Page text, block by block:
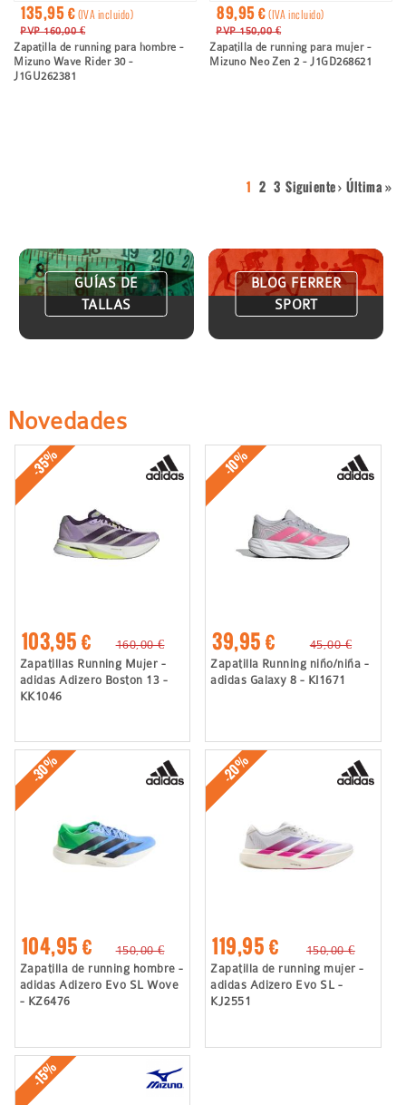
135,95 € (IVA incluido)
PVP 160,00 €
Zapatilla de running para hombre -
Mizuno Wave Rider 30 -
J1GU262381
89,95 €(IVA incluido)
PVP 150,00 €
Zapatilla de running para mujer -
Mizuno Neo Zen 2 - J1GD268621
Página
1 Page
2 Page
3 Página
Siguiente › Last
Última »
GUÍAS DE
TALLAS
BLOG FERRER
SPORT
Novedades
-35%
103,95 €
160,00 €
Zapatillas Running Mujer -
adidas Adizero Boston 13 -
KK1046
-10%
39,95 €
45,00 €
Zapatilla Running niño/niña -
adidas Galaxy 8 - KI1671
-30%
104,95 €
150,00 €
Zapatilla de running hombre -
adidas Adizero Evo SL Wove
- KZ6476
-20%
119,95 €
150,00 €
Zapatilla de running mujer -
adidas Adizero Evo SL -
KJ2551
-15%